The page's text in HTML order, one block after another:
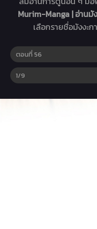
Murim-Manga | อ่านมั
เลือกรายชื่อมังงะ